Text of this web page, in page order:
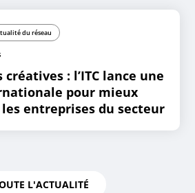
du réseau
: l’ITC lance une
pour mieux
entreprises du secteur
L'ACTUALITÉ